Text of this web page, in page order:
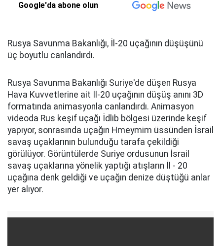
Google'da abone olun
Rusya Savunma Bakanlığı, İl-20 uçağının düşüşünü
üç boyutlu canlandırdı.
Rusya Savunma Bakanlığı Suriye'de düşen Rusya
Hava Kuvvetlerine ait İl-20 uçağının düşüş anını 3D
formatında animasyonla canlandırdı. Animasyon
videoda Rus keşif uçağı İdlib bölgesi üzerinde keşif
yapıyor, sonrasında uçağın Hmeymim üssünden İsrail
savaş uçaklarının bulunduğu tarafa çekildiği
görülüyor. Görüntülerde Suriye ordusunun İsrail
savaş uçaklarına yönelik yaptığı atışların İl - 20
uçağına denk geldiği ve uçağın denize düştüğü anlar
yer alıyor.